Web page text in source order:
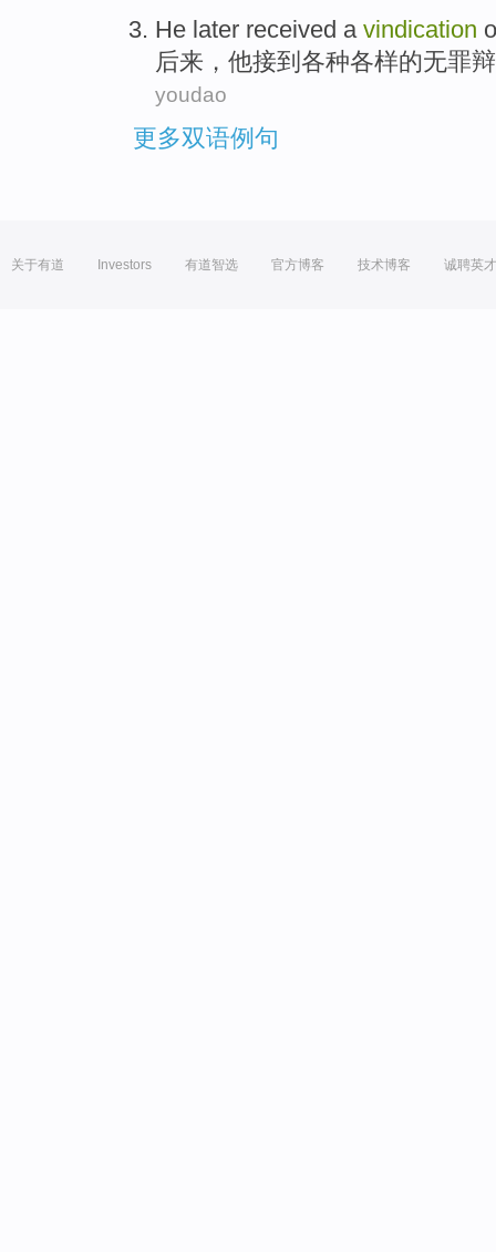
He later received a vindication
后来 ， 他接到 各种各样的无罪
youdao
更多双语例句
关于有道 Investors 有道智选 官方博客 技术博客 诚聘英才